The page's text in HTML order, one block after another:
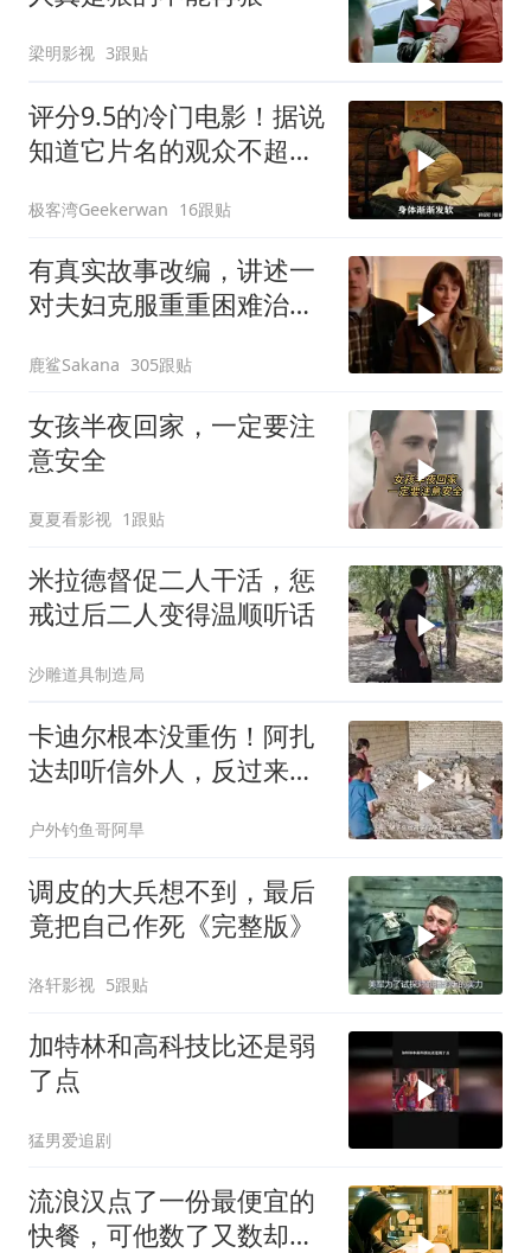
梁明影视 3跟贴
评分9.5的冷门电影！据说
知道它片名的观众不超过
极客湾Geekerwan 16跟贴
有真实故事改编，讲述一
对夫妇克服重重困难治疗
鹿鲨Sakana 305跟贴
女孩半夜回家，一定要注
意安全
夏夏看影视 1跟贴
米拉德督促二人干活，惩
戒过后二人变得温顺听话
沙雕道具制造局
卡迪尔根本没重伤！阿扎
达却听信外人，反过来埋
户外钓鱼哥阿旱
调皮的大兵想不到，最后
竟把自己作死《完整版》
洛轩影视 5跟贴
加特林和高科技比还是弱
了点
猛男爱追剧
流浪汉点了一份最便宜的
快餐，可他数了又数却发